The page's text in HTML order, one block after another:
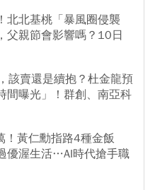
北北基桃「暴風圈侵襲
父親節會影響嗎？10日
該賣還是續抱？杜金龍預
間曝光」！群創、南亞科
黃仁勳指路4種金飯
優渥生活…AI時代搶手職